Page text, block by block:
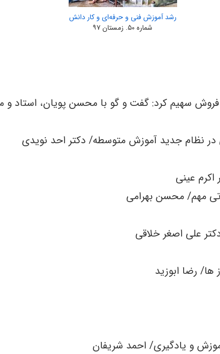
رشد آموزش فنی و حرفه‌ای و کار دانش
شماره ۵۰. زمستان ۹۷
فروش سهیم کرد: گفت‌ و گو با محسن پویان، استاد و
در نظام جدید آموزش متوسطه/ دکتر احد نویدی
عینی
مهم/ محسن بهرامی
علی ‌اصغر خلاقی
رضا ابوزید
و یادگیری/ احمد شریفان